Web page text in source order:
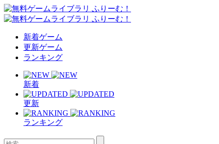
新着ゲーム
更新ゲーム
ランキング
新着
更新
ランキング